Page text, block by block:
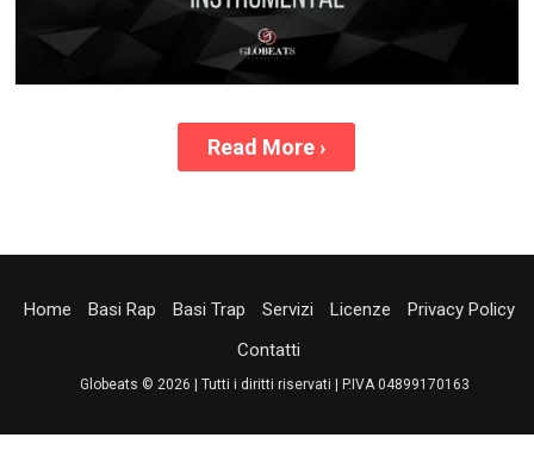
Read More ›
Home Basi Rap Basi Trap Servizi Licenze
Privacy Policy
Contatti
Globeats © 2026 | Tutti i diritti riservati | P.IVA 04899170163